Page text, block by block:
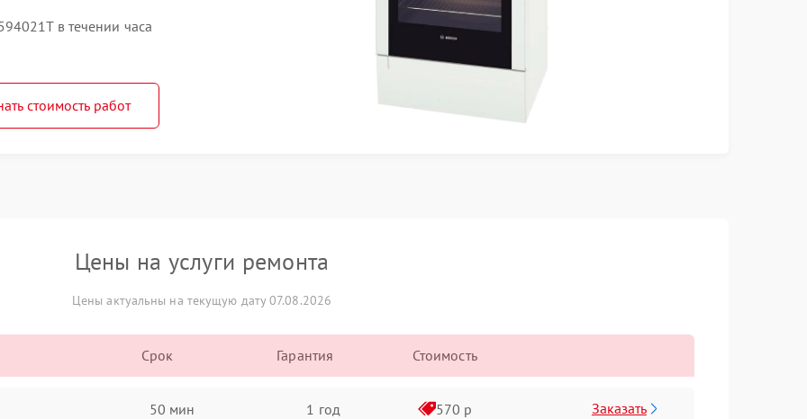
в течении часа
стоимость работ
Цены на услуги ремонта
Цены актуальны на текущую дату 07.08.2026
Срок Гарантия Стоимость
50 мин 1 год 570 р Заказать